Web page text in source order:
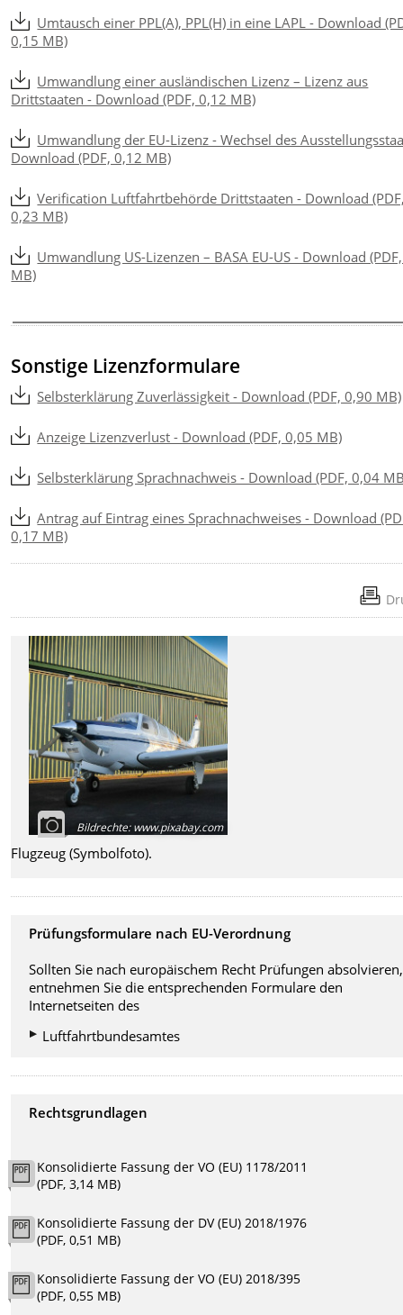
Umtausch einer PPL(A), PPL(H) in eine LAPL - Download
0,15 MB)
Umwandlung einer ausländischen Lizenz – Lizenz aus
Drittstaaten - Download (PDF, 0,12 MB)
Umwandlung der EU-Lizenz - Wechsel des
Download (PDF, 0,12 MB)
Verification Luftfahrtbehörde Drittstaaten - Download
0,23 MB)
Umwandlung US-Lizenzen – BASA EU-US - Download
MB)
Sonstige Lizenzformulare
Selbsterklärung Zuverlässigkeit - Download (PDF, 0,90 MB)
Anzeige Lizenzverlust - Download (PDF, 0,05 MB)
Selbsterklärung Sprachnachweis - Download (PDF, 0,04
Antrag auf Eintrag eines Sprachnachweises - Download
0,17 MB)
Bildrechte:www.pixabay.com
Flugzeug (Symbolfoto).
Prüfungsformulare nach EU-Verordnung
Sollten Sie nach europäischem Recht Prüfungen absolvieren,
entnehmen Sie die entsprechenden Formulare den
Internetseiten des
Luftfahrtbundesamtes
Rechtsgrundlagen
Konsolidierte Fassung der VO (EU) 1178/2011
(PDF, 3,14 MB)
Konsolidierte Fassung der DV (EU) 2018/1976
(PDF, 0,51 MB)
Konsolidierte Fassung der VO (EU) 2018/395
(PDF, 0,55 MB)